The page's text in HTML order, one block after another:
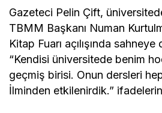
Gazeteci Pelin Çift,
TBMM Başkanı Numan
Kitap Fuarı açılışında
“Kendisi üniversitede benim
geçmiş birisi. Onun dersleri
İlminden etkilenirdik.”